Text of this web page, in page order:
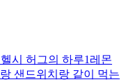
시 허그의 하루1레몬
샌드위치랑 같이 먹는